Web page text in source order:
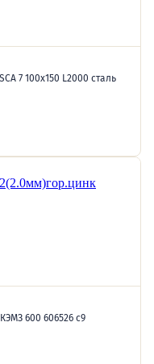
7 100х150 L2000 сталь
600 606526 c9